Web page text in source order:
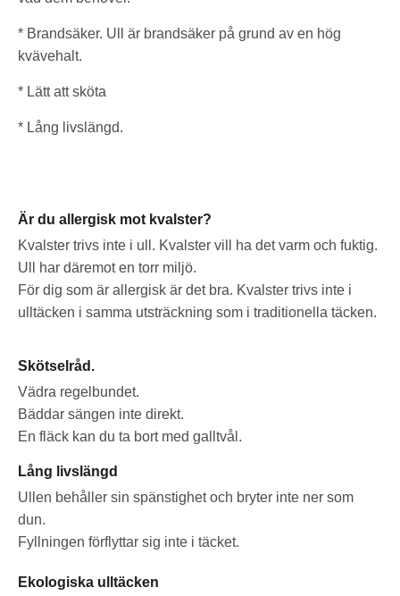
* Brandsäker. Ull är brandsäker på grund av en hög
kvävehalt.
* Lätt att sköta
* Lång livslängd.
Är du allergisk mot kvalster?
Kvalster trivs inte i ull. Kvalster vill ha det varm och fuktig.
Ull har däremot en torr miljö.
För dig som är allergisk är det bra. Kvalster trivs inte i
ulltäcken i samma utsträckning som i traditionella täcken.
Skötselråd.
Vädra regelbundet.
Bäddar sängen inte direkt.
En fläck kan du ta bort med galltvål.
Lång livslängd
Ullen behåller sin spänstighet och bryter inte ner som
dun.
Fyllningen förflyttar sig inte i täcket.
Ekologiska ulltäcken